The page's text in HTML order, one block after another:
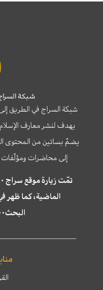
شبكة
شبكة السراج في الطريق إلى
يهدف لنشر معارف الإسلام
يضمّ بساتين من المحتوى
إلى محاضرات
الماضية، كما ظهر
البحث٢٢,٢٩٠,٠٠٠ مرّة.